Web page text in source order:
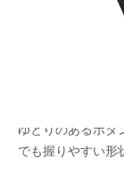
ゆとりのあるボタ
でも握りやすい形